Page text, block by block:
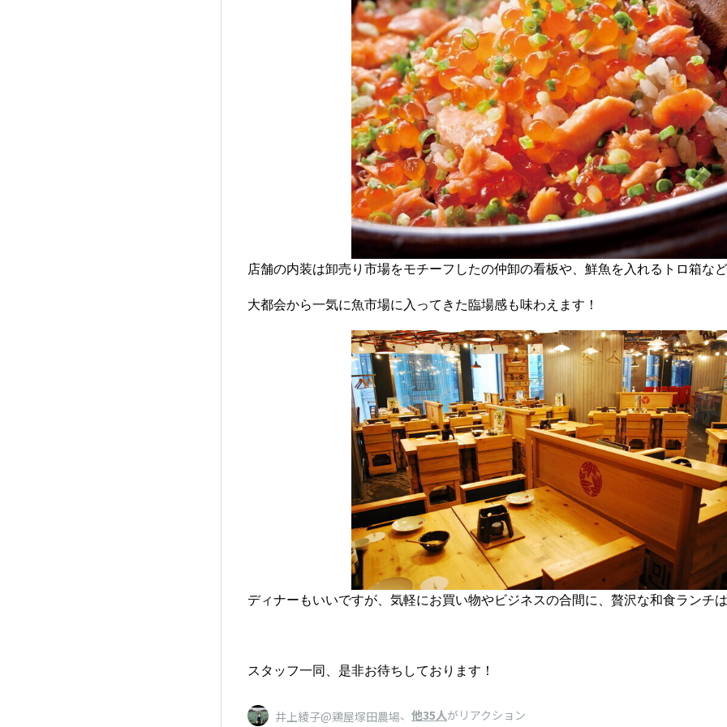
店舗の内装は卸売り市場をモチーフしたの仲卸の看板や、鮮魚を入れるトロ箱な
大都会から一気に魚市場に入ってきた臨場感も味わえます！
ディナーもいいですが、気軽にお買い物やビジネスの合間に、贅沢な和食ランチ
スタッフ一同、是非お待ちしております！
井上綾子@鶏屋塚田農場、 他35人がリアクション